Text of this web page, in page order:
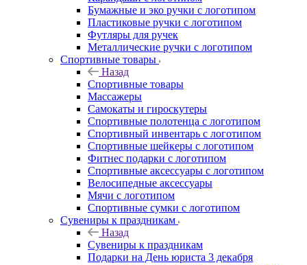
Бумажные и эко ручки с логотипом
Пластиковые ручки с логотипом
Футляры для ручек
Металлические ручки с логотипом
Спортивные товары
Назад
Спортивные товары
Массажеры
Самокаты и гироскутеры
Спортивные полотенца с логотипом
Спортивный инвентарь с логотипом
Спортивные шейкеры с логотипом
Фитнес подарки с логотипом
Спортивные аксессуары с логотипом
Велосипедные аксессуары
Мячи с логотипом
Спортивные сумки с логотипом
Сувениры к праздникам
Назад
Сувениры к праздникам
Подарки на День юриста 3 декабря